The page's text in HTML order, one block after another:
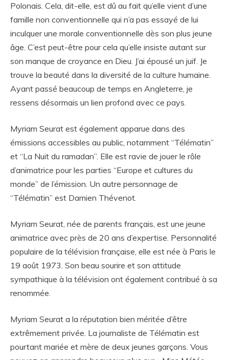
Polonais. Cela, dit-elle, est dû au fait qu’elle vient d’une
famille non conventionnelle qui n’a pas essayé de lui
inculquer une morale conventionnelle dès son plus jeune
âge. C’est peut-être pour cela qu’elle insiste autant sur
son manque de croyance en Dieu. J’ai épousé un juif. Je
trouve la beauté dans la diversité de la culture humaine.
Ayant passé beaucoup de temps en Angleterre, je
ressens désormais un lien profond avec ce pays.
Myriam Seurat est également apparue dans des
émissions accessibles au public, notamment “Télématin”
et “La Nuit du ramadan”. Elle est ravie de jouer le rôle
d’animatrice pour les parties “Europe et cultures du
monde” de l’émission. Un autre personnage de
“Télématin” est Damien Thévenot.
Myriam Seurat, née de parents français, est une jeune
animatrice avec près de 20 ans d’expertise. Personnalité
populaire de la télévision française, elle est née à Paris le
19 août 1973. Son beau sourire et son attitude
sympathique à la télévision ont également contribué à sa
renommée.
Myriam Seurat a la réputation bien méritée d’être
extrêmement privée. La journaliste de Télématin est
pourtant mariée et mère de deux jeunes garçons. Vous